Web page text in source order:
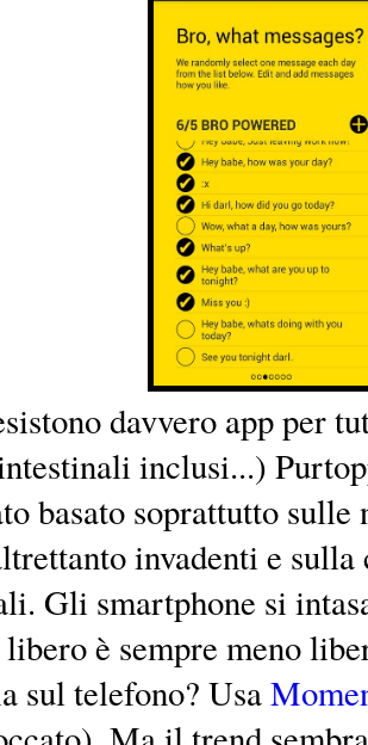
davvero app per
inclusi...)
basato soprattutto
invadenti e
Gli smartphone si
è sempre meno
sul telefono? Usa